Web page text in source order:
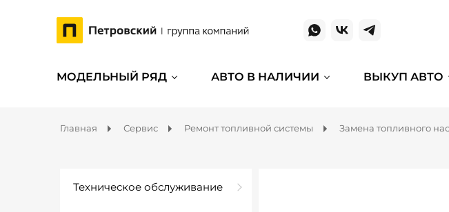
МОДЕЛЬНЫЙ РЯД АВТО В НАЛИЧИИ ВЫКУП АВТО
Главная Сервис Ремонт топливной системы Замена топливного
Техническое обслуживание